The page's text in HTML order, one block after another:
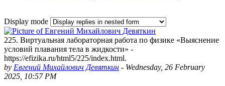
Display mode
225. Виртуальная лабораторная работа по физике «Выяснение
условий плавания тела в жидкости» -
https://efizika.ru/html5/225/index.html.
by Евгений Михайлович Девяткин - Wednesday, 26 February
2025, 10:57 PM